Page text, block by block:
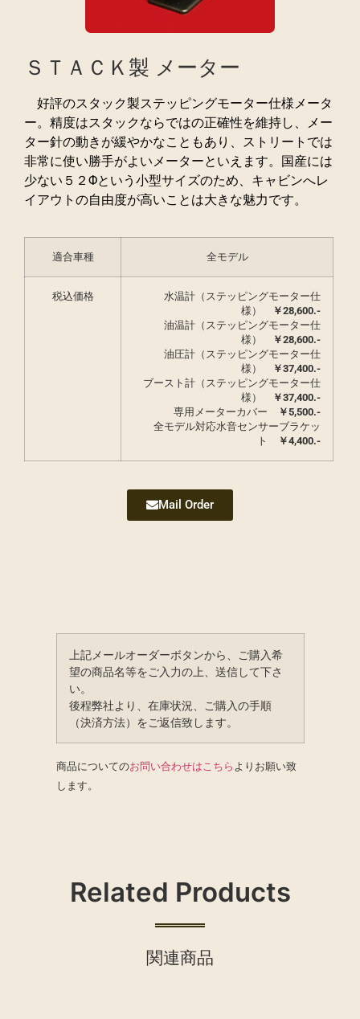
ＳＴＡＣＫ製 メーター
好評のスタック製ステッピングモーター仕様メータ
ー。精度はスタックならではの正確性を維持し、メー
ター針の動きが緩やかなこともあり、ストリートでは
非常に使い勝手がよいメーターといえます。国産には
少ない５２Φという小型サイズのため、キャビンへレ
イアウトの自由度が高いことは大きな魅力です。
適合車種 全モデル
税込価格
水温計（ステッピングモーター仕
様）
￥28,600.-
油温計（ステッピングモーター仕
様）
￥28,600.-
油圧計（ステッピングモーター仕
様）
￥37,400.-
ブースト計（ステッピングモーター仕
様）
￥37,400.-
専用メーターカバー
￥5,500.-
全モデル対応水音センサーブラケッ
ト
￥4,400.-
Mail Order
上記メールオーダーボタンから、ご購入希
望の商品名等をご入力の上、送信して下さ
い。
後程弊社より、在庫状況、ご購入の手順
（決済方法）をご返信致します。
商品についてのお問い合わせはこちらよりお願い致
します。
Related Products
関連商品